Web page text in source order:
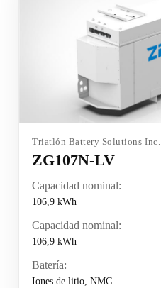
Triatlón Battery Solutions Inc.
ZG107N-LV
Capacidad nominal:
106,9 kWh
Capacidad nominal:
106,9 kWh
Batería:
Iones de litio, NMC